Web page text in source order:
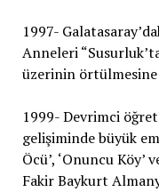
1997-
Anneleri
üzerinin örtülmesine
1999- Devrimci
gelişiminde büyük
Öcü’, ‘Onuncu Köy’
Fakir Baykurt